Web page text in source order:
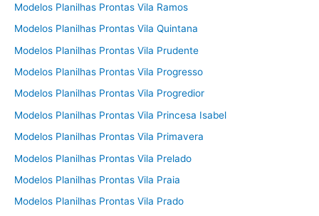
Modelos Planilhas Prontas Vila Ramos
Modelos Planilhas Prontas Vila Quintana
Modelos Planilhas Prontas Vila Prudente
Modelos Planilhas Prontas Vila Progresso
Modelos Planilhas Prontas Vila Progredior
Modelos Planilhas Prontas Vila Princesa Isabel
Modelos Planilhas Prontas Vila Primavera
Modelos Planilhas Prontas Vila Prelado
Modelos Planilhas Prontas Vila Praia
Modelos Planilhas Prontas Vila Prado